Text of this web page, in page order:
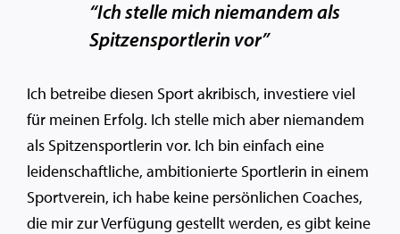
“Ich stelle mich niemandem als
Spitzensportlerin vor”
Ich betreibe diesen Sport akribisch, investiere viel
für meinen Erfolg. Ich stelle mich aber niemandem
als Spitzensportlerin vor. Ich bin einfach eine
leidenschaftliche, ambitionierte Sportlerin in einem
Sportverein, ich habe keine persönlichen Coaches,
die mir zur Verfügung gestellt werden, es gibt keine